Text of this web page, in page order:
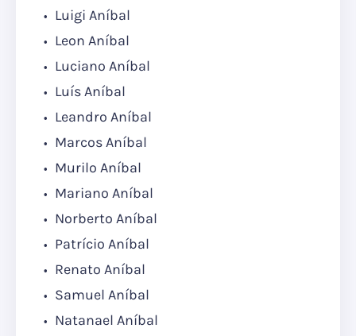
Luigi Aníbal
Leon Aníbal
Luciano Aníbal
Luís Aníbal
Leandro Aníbal
Marcos Aníbal
Murilo Aníbal
Mariano Aníbal
Norberto Aníbal
Patrício Aníbal
Renato Aníbal
Samuel Aníbal
Natanael Aníbal